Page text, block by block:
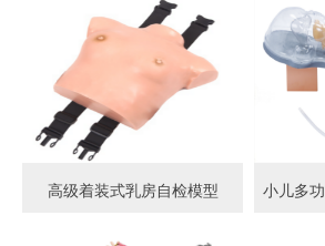
高级着装式乳房自检模型